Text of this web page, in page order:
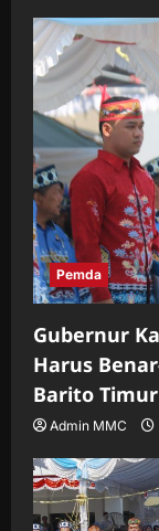
Pemda
Gubernur
Harus
Barito Timur
Admin MMC